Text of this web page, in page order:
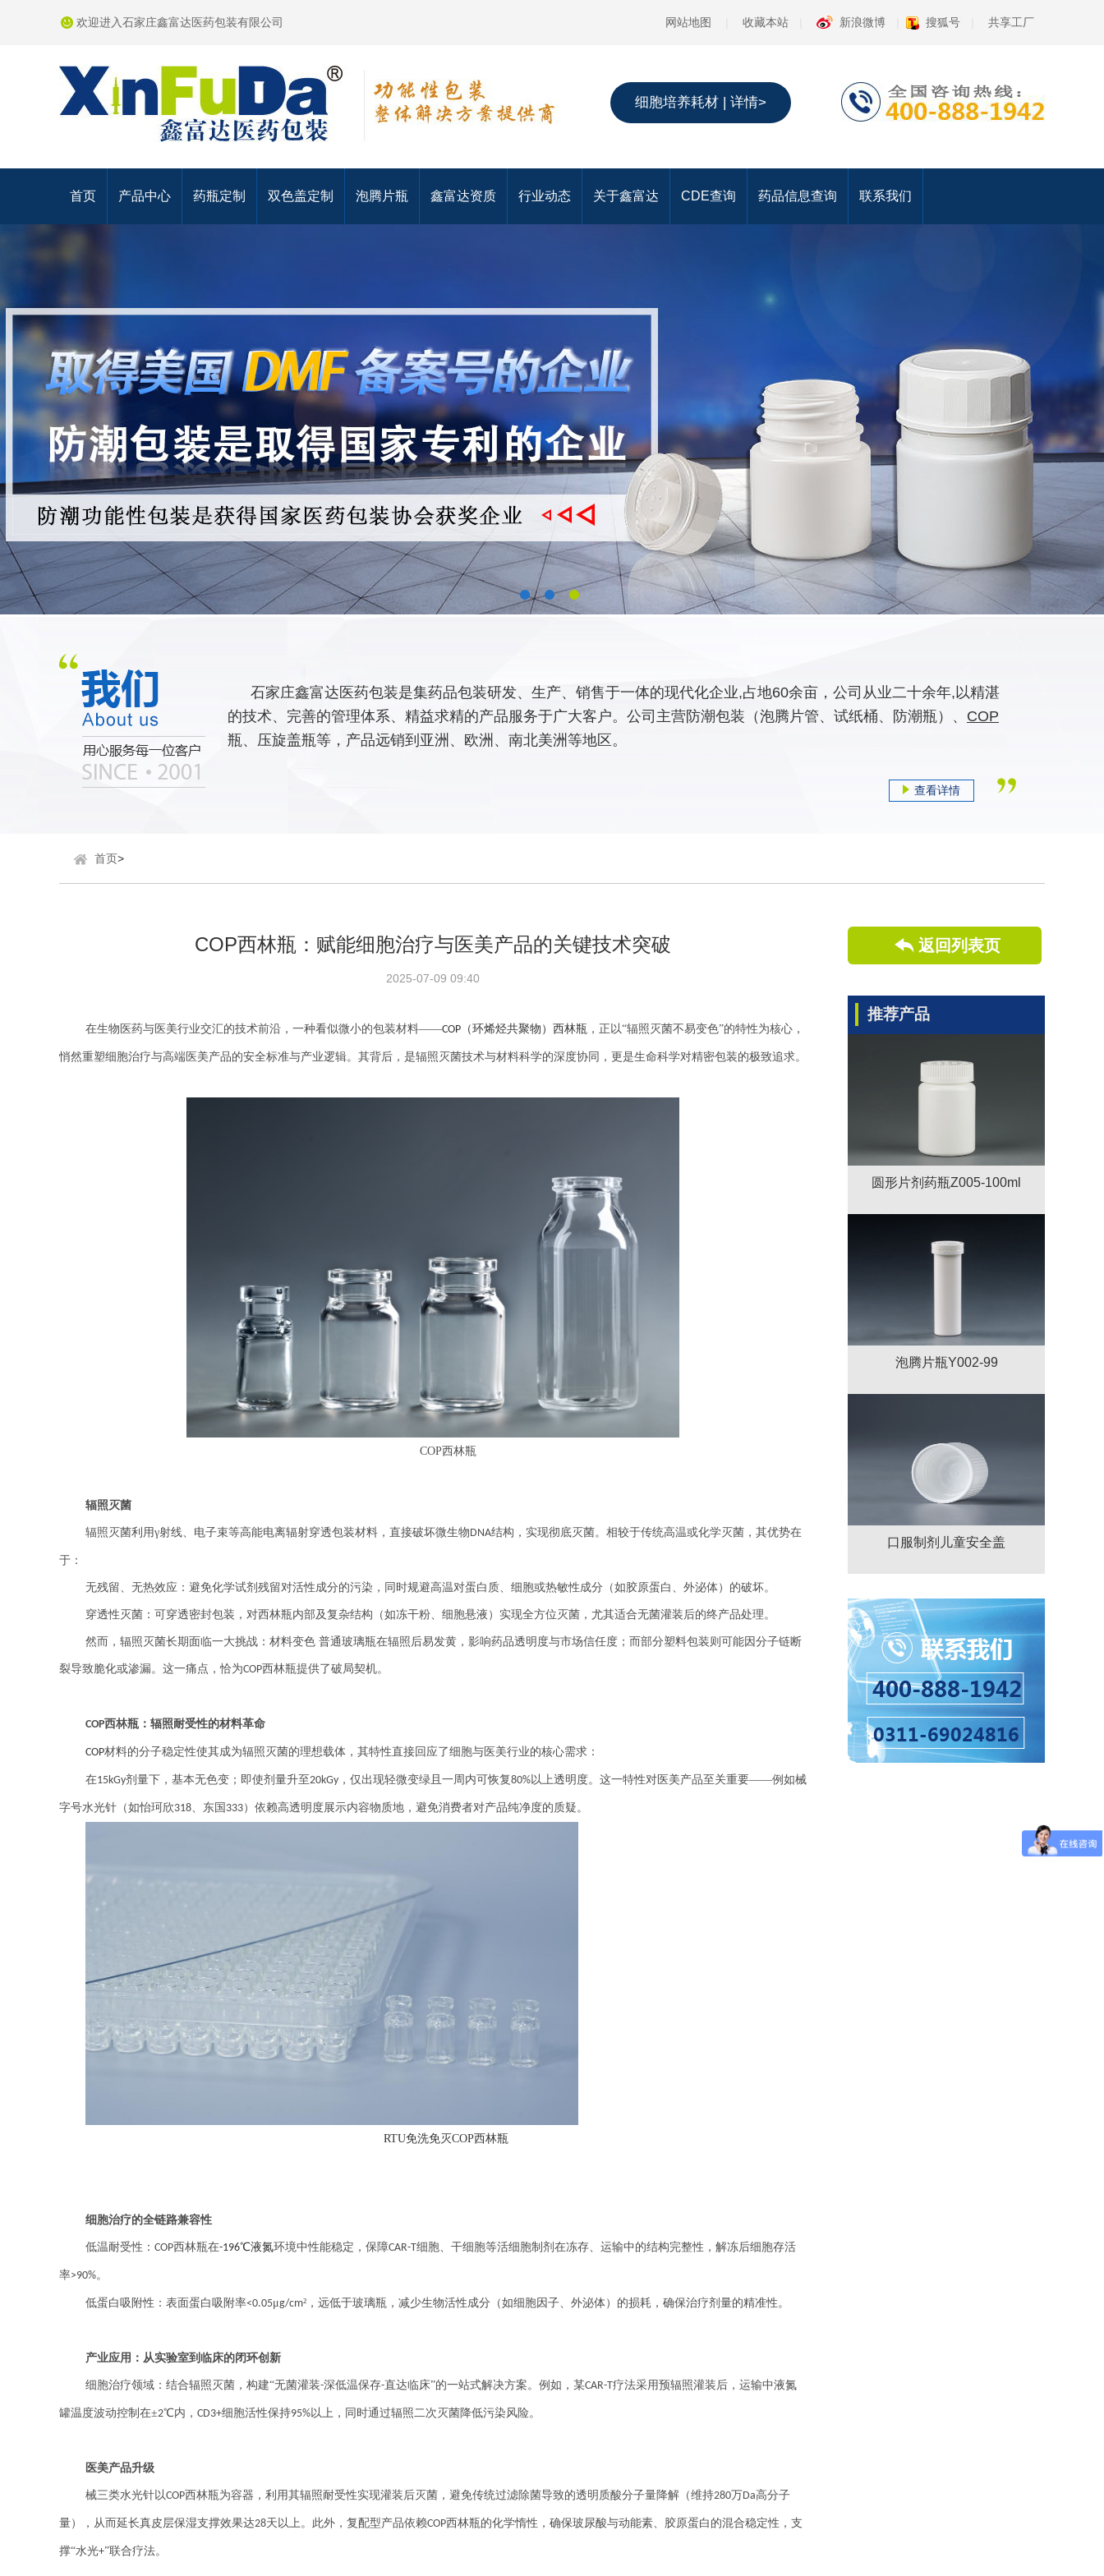
欢迎进入石家庄鑫富达医药包装有限公司 网站地图 收藏本站 新浪微博 搜狐号 共享工厂
细胞培养耗材 | 详情>
首页 产品中心 药瓶定制 双色盖定制 泡腾片瓶 鑫富达资质 行业动态 关于鑫富达 CDE查询 药品信息查询 联系我们
石家庄鑫富达医药包装是集药品包装研发、生产、销售于一体的现代化企业,占地60余亩，公司从业二十余年,以精湛
的技术、完善的管理体系、精益求精的产品服务于广大客户。公司主营防潮包装（泡腾片管、试纸桶、防潮瓶）、 COP
瓶、压旋盖瓶等，产品远销到亚洲、欧洲、南北美洲等地区。
查看详情
首页>
返回列表页
推荐产品
圆形片剂药瓶Z005-100ml
泡腾片瓶Y002-99
口服制剂儿童安全盖
COP西林瓶：赋能细胞治疗与医美产品的关键技术突破​
2025-07-09 09:40
在生物医药与医美行业交汇的技术前沿，一种看似微小的包装材料——COP （环烯烃共聚物）西林瓶 ，正以“辐照灭菌不易变色”的特性为核心，
悄然重塑细胞治疗与高端医美产品的安全标准与产业逻辑。其背后，是辐照灭菌技术与材料科学的深度协同，更是生命科学对精密包装的极致追求。
COP西林瓶
辐照灭菌
辐照灭菌利用γ射线、电子束等高能电离辐射穿透包装材料，直接破坏微生物DNA结构，实现彻底灭菌。相较于传统高温或化学灭菌，其优势在
于：
无残留、无热效应：避免化学试剂残留对活性成分的污染，同时规避高温对蛋白质、细胞或热敏性成分（如胶原蛋白、外泌体）的破坏。
穿透性灭菌：可穿透密封包装，对西林瓶内部及复杂结构（如冻干粉、细胞悬液）实现全方位灭菌，尤其适合无菌灌装后的终产品处理。
然而，辐照灭菌长期面临一大挑战：材料变色 普通玻璃瓶在辐照后易发黄，影响药品透明度与市场信任度；而部分塑料包装则可能因分子链断
裂导致脆化或渗漏。这一痛点，恰为COP西林瓶提供了破局契机。
COP西林瓶：辐照耐受性的材料革命
COP材料的分子稳定性使其成为辐照灭菌的理想载体，其特性直接回应了细胞与医美行业的核心需求：
在15kGy剂量下，基本无色变；即使剂量升至20kGy ，仅出现轻微变绿且一周内可恢复80%以上透明度。这一特性对医美产品至关重要——例如械
字号水光针（如怡珂欣318、东国 333）依赖高透明度展示内容物质地，避免消费者对产品纯净度的质疑。
RTU免洗免灭COP西林瓶
细胞治疗的全链路兼容性
低温耐受性： COP西林瓶在-196℃液氮环境中性能稳定，保障CAR-T细胞、干细胞等活细胞制剂在冻存、运输中的结构完整性，解冻后细胞存活
率>90%。
低蛋白吸附性：表面蛋白吸附率<0.05μg/cm²，远低于玻璃瓶，减少生物活性成分（如细胞因子、外泌体）的损耗，确保治疗剂量的精准性。
产业应用：从实验室到临床的闭环创新
细胞治疗领域：结合辐照灭菌，构建“无菌灌装-深低温保存-直达临床”的一站式解决方案。例如，某CAR-T疗法采用预辐照灌装后，运输中液氮
罐温度波动控制在±2℃内， CD3+细胞活性保持95%以上，同时通过辐照二次灭菌降低污染风险。
医美产品升级
械三类水光针以COP西林瓶为容器，利用其辐照耐受性实现灌装后灭菌，避免传统过滤除菌导致的透明质酸分子量降解（维持280万Da高分子
量），从而延长真皮层保湿支撑效果达28天以上。此外，复配型产品依赖COP西林瓶的化学惰性，确保玻尿酸与动能素、胶原蛋白的混合稳定性，支
撑“水光+”联合疗法。